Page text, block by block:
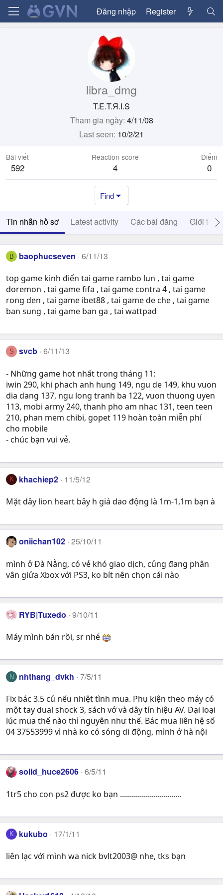
Đăng nhập Register
libra_dmg
T.E.T.Я.I.S
Tham gia ngày 4/11/08
Last seen 10/2/21
Bài viết
592
Reaction score
4
Điểm
0
Find
Tin nhắn hồ sơ Latest activity Các bài đăng Giới thiệu
B baophucseven 6/11/13
top game kinh điển tai game rambo lun , tai game
doremon , tai game fifa , tai game contra 4 , tai game
rong den , tai game ibet88 , tai game de che , tai game
ban sung , tai game ban ga , tai wattpad
S svcb 6/11/13
- Những game hot nhất trong tháng 11:
iwin 290, khi phach anh hung 149, ngu de 149, khu vuon
dia dang 137, ngu long tranh ba 122, vuon thuong uyen
113, mobi army 240, thanh pho am nhac 131, teen teen
210, phan mem chibi, gopet 119 hoàn toàn miễn phí
cho mobile
- chúc bạn vui vẻ.
K khachiep2 11/5/12
Mặt dây lion heart bây h giá dao động là 1m-1,1m bạn à
oniichan102 25/10/11
mình ở Đà Nẵng, có vẻ khó giao dịch, củng đang phân
vân giửa Xbox với PS3, ko bít nên chọn cái nào
RYB|Tuxedo 9/10/11
Máy mình bán rồi, sr nhé
N nhthang_dvkh 7/5/11
Fix bác 3.5 củ nếu nhiệt tình mua. Phụ kiện theo máy có
một tay dual shock 3, sách vở và dây tín hiệu AV. Đại loại
lúc mua thế nào thì nguyên như thế. Bác mua liên hệ số
04 37553999 vì nhà ko có sóng di động, mình ở hà nội
solid_huce2606 6/5/11
1tr5 cho con ps2 được ko bạn ...............................
K kukubo 17/1/11
liên lạc với mình wa nick bvlt2003@ nhe, tks bạn